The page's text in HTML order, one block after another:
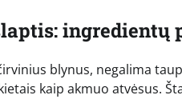
ingredientų
blynus, negalima
kaip akmuo atvėsus.